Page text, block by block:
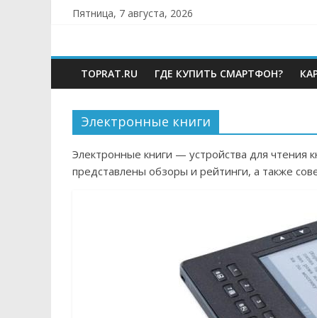
Пятница, 7 августа, 2026
TOPRAT.RU
—
Сайт
о
мобильных
TOPRAT.RU ГДЕ КУПИТЬ СМАРТФОН?
Электронные книги
Электронные книги — устройства для чтения
представлены обзоры и рейтинги, а также